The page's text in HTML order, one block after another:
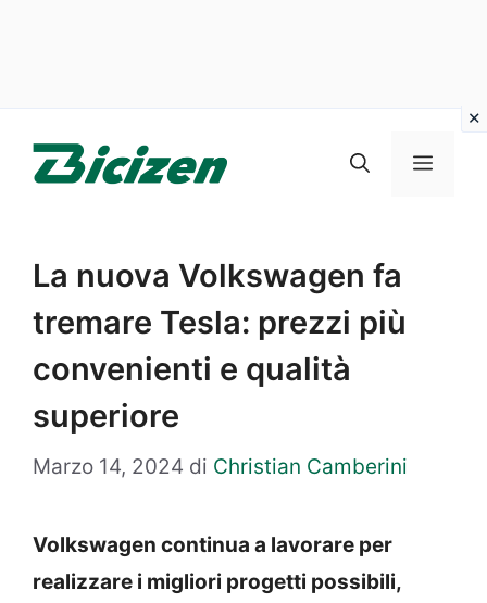
Menu
La nuova Volkswagen fa
tremare Tesla: prezzi più
convenienti e qualità
superiore
Marzo 14, 2024 di Christian Camberini
Volkswagen continua a lavorare per
realizzare i migliori progetti possibili,